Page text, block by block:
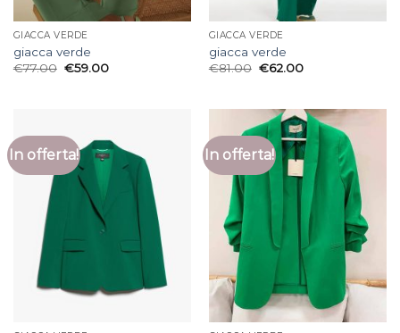
GIACCA VERDE
giacca verde
€77.00 €59.00
GIACCA VERDE
giacca verde
€81.00 €62.00
In offerta! In offerta!